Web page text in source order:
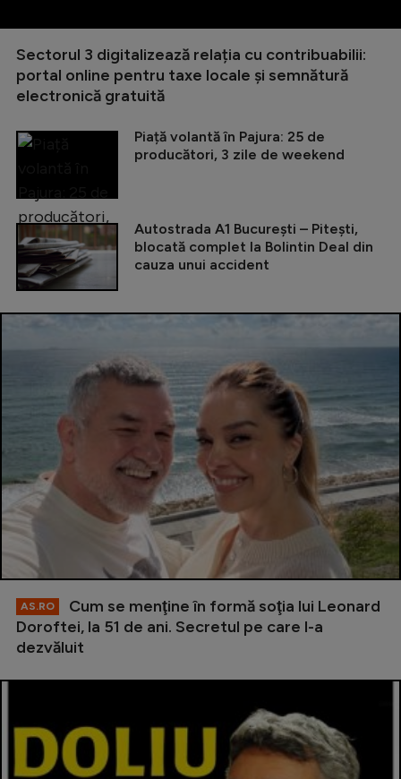
Sectorul 3 digitalizează relația cu contribuabilii:
portal online pentru taxe locale și semnătură
electronică gratuită
Piață volantă în Pajura: 25 de
producători, 3 zile de weekend
Autostrada A1 București – Pitești,
blocată complet la Bolintin Deal din
cauza unui accident
AS.RO
Cum se menţine în formă soţia lui Leonard
Doroftei, la 51 de ani. Secretul pe care l-a
dezvăluit